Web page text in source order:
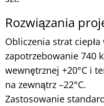
Rozwiązania
Obliczenia strat
zapotrzebowanie 740
wewnętrznej +20°C i
na zewnątrz –22°C.
Zastosowanie